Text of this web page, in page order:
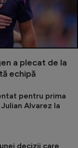
a plecat de la
echipă
pentru prima
Alvarez la
decizii care